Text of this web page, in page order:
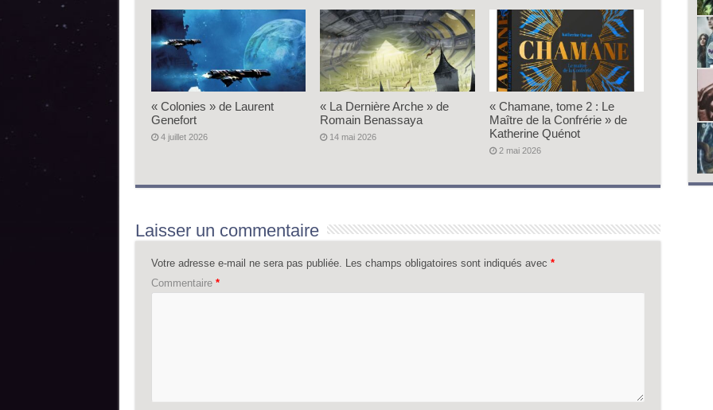
« Colonies » de Laurent
Genefort
4 juillet 2026
« La Dernière Arche » de
Romain Benassaya
14 mai 2026
« Chamane, tome 2 : Le
Maître de la Confrérie » de
Katherine Quénot
2 mai 2026
Laisser un commentaire
Votre adresse e-mail ne sera pas publiée. Les champs obligatoires sont indiqués avec *
Commentaire *